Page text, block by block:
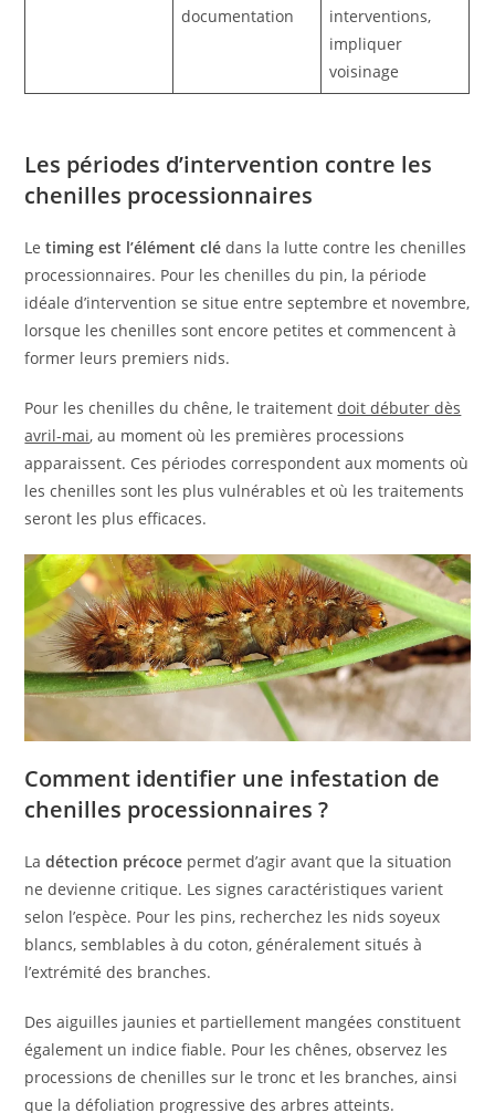
documentation
interventions,
impliquer
voisinage
Les périodes d’intervention contre les
chenilles processionnaires
Letiming est l’élément clé dans la lutte contre les chenilles
processionnaires. Pour les chenilles du pin, la période
idéale d’intervention se situe entre septembre et novembre,
lorsque les chenilles sont encore petites et commencent à
former leurs premiers nids.
Pour les chenilles du chêne, le traitementdoit débuter dès
avril-mai, au moment où les premières processions
apparaissent. Ces périodes correspondent aux moments où
les chenilles sont les plus vulnérables et où les traitements
seront les plus efficaces.
Comment identifier une infestation de
chenilles processionnaires ?
Ladétection précoce permet d’agir avant que la situation
ne devienne critique. Les signes caractéristiques varient
selon l’espèce. Pour les pins, recherchez les nids soyeux
blancs, semblables à du coton, généralement situés à
l’extrémité des branches.
Des aiguilles jaunies et partiellement mangées constituent
également un indice fiable. Pour les chênes, observez les
processions de chenilles sur le tronc et les branches, ainsi
que la défoliation progressive des arbres atteints.